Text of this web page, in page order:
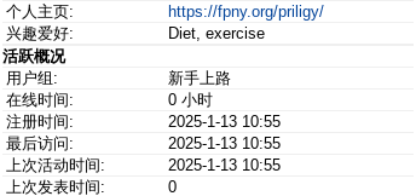
个人主页:
https://fpny.org/priligy/
兴趣爱好:
Diet, exercise
活跃概况
用户组:
新手上路
在线时间:
0 小时
注册时间:
2025-1-13 10:55
最后访问:
2025-1-13 10:55
上次活动时间:
2025-1-13 10:55
上次发表时间:
0